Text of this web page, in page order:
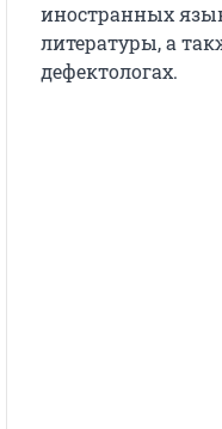
иностранных
литературы, а
дефектологах.